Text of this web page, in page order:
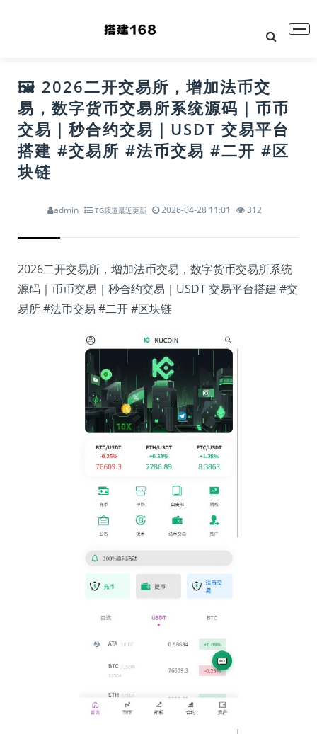
🖼 2026二开交易所，增加法币交
易，数字货币交易所系统源码｜币币
交易｜秒合约交易｜USDT 交易平台
搭建 #交易所 #法币交易 #二开 #区
块链
admin TG频道最近更新 2026-04-28 11:01 312
2026二开交易所，增加法币交易，数字货币交易所系统
源码｜币币交易｜秒合约交易｜USDT 交易平台搭建 #交
易所#法币交易 #二开#区块链